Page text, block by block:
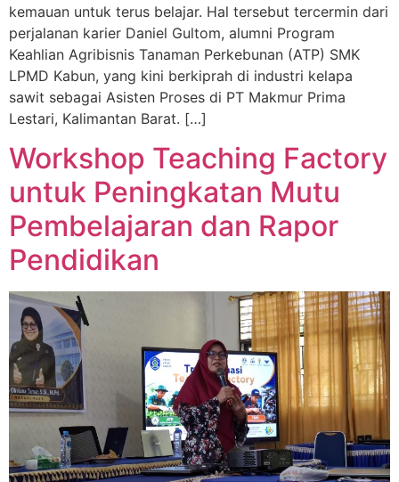
kemauan untuk terus belajar. Hal tersebut tercermin dari
perjalanan karier Daniel Gultom, alumni Program
Keahlian Agribisnis Tanaman Perkebunan (ATP) SMK
LPMD Kabun, yang kini berkiprah di industri kelapa
sawit sebagai Asisten Proses di PT Makmur Prima
Lestari, Kalimantan Barat. […]
Workshop Teaching Factory
untuk Peningkatan Mutu
Pembelajaran dan Rapor
Pendidikan